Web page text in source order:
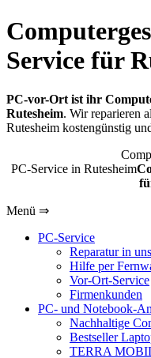
Service für
PC-vor-Ort ist ihr
Rutesheim. Wir reparieren
Rutesheim kostengünstig
PC-Service in Rutesheim
Menü ⇒
PC-Service
Reparatur in
Hilfe per
Vor-Ort-Service
Firmenkunden
PC- und Notebook-
Nachhaltige
Bestseller
TERRA